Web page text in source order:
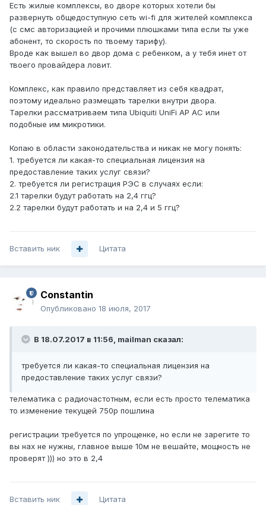
Есть жилые комплексы, во дворе которых хотели бы
развернуть общедоступную сеть wi-fi для жителей комплекса
(с смс авторизацией и прочими плюшками типа если ты уже
абонент, то скорость по твоему тарифу).
Вроде как вышел во двор дома с ребенком, а у тебя инет от
твоего провайдера ловит.
Комплекс, как правило представляет из себя квадрат,
поэтому идеально размещать тарелки внутри двора.
Тарелки рассматриваем типа Ubiquiti UniFi AP AC или
подобные им микротики.
Копаю в области законодательства и никак не могу понять:
1. требуется ли какая-то специальная лицензия на
предоставление таких услуг связи?
2. требуется ли регистрация РЭС в случаях если:
2.1 тарелки будут работать на 2,4 ггц?
2.2 тарелки будут работать и на 2,4 и 5 ггц?
Вставить ник Цитата
Constantin
Опубликовано 18 июля, 2017
В 18.07.2017 в 11:56, mailman сказал:
требуется ли какая-то специальная лицензия на
предоставление таких услуг связи?
телематика с радиочастотным, если есть просто телематика
то изменение текущей 750р пошлина
регистрации требуется по упрощенке, но если не зарегите то
вы нах не нужны, главное выше 10м не вешайте, мощность не
проверят ))) но это в 2,4
Вставить ник Цитата